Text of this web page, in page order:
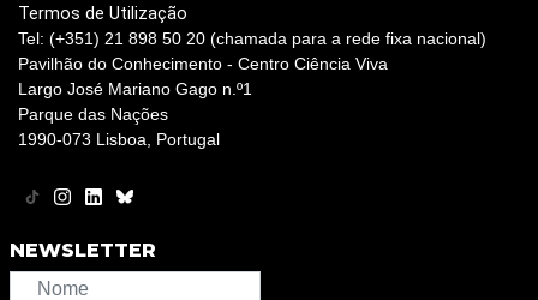
Termos de Utilização
Tel: (+351) 21 898 50 20 (chamada para a rede fixa nacional)
Pavilhão do Conhecimento - Centro Ciência Viva
Largo José Mariano Gago n.º1
Parque das Nações
1990-073 Lisboa, Portugal
NEWSLETTER